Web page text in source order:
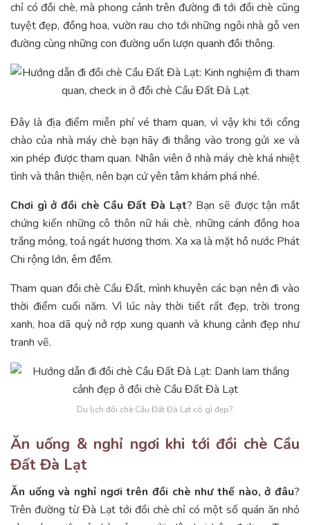
chỉ có đồi chè, mà phong cảnh trên đường đi tới đồi chè cũng
tuyệt đẹp, đồng hoa, vườn rau cho tới những ngôi nhà gỗ ven
đường cùng những con đường uốn lượn quanh đồi thông.
Đây là địa điểm miễn phí vé tham quan, vì vậy khi tới cổng
chào của nhà máy chè bạn hãy đi thẳng vào trong gửi xe và
xin phép được tham quan. Nhân viên ở nhà máy chè khá nhiệt
tình và thân thiện, nên bạn cứ yên tâm khám phá nhé.
Chơi gì ở đồi chè Cầu Đất Đà Lạt? Bạn sẽ được tận mắt
chứng kiến những cô thôn nữ hái chè, những cánh đồng hoa
trắng mỏng, toả ngát hương thơm. Xa xa là mặt hồ nước Phát
Chi rộng lớn, êm đềm.
Tham quan đồi chè Cầu Đất, mình khuyên các bạn nên đi vào
thời điểm cuối năm. Vì lúc này thời tiết rất đẹp, trời trong
xanh, hoa dã quỳ nở rợp xung quanh và khung cảnh đẹp như
tranh vẽ.
Du lịch đồi chè Cầu Đất Đà Lạt có gì đẹp?
Ăn uống & nghỉ ngơi khi tới đồi chè Cầu
Đất Đà Lạt
Ăn uống và nghỉ ngơi trên đồi chè như thế nào, ở đâu?
Trên đường từ Đà Lạt tới đồi chè chỉ có một số quán ăn nhỏ